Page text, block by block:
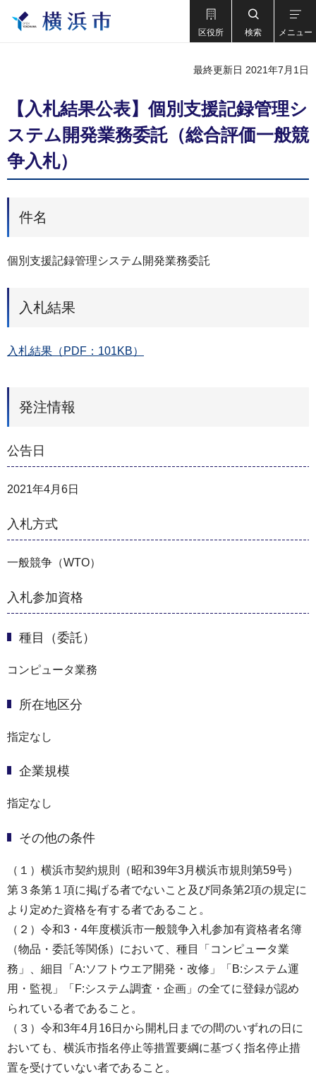
区役所 検索 メニュー
最終更新日 2021年7月1日
【入札結果公表】個別支援記録管理シ
ステム開発業務委託（総合評価一般競
争入札）
件名
個別支援記録管理システム開発業務委託
入札結果
入札結果（PDF：101KB）
発注情報
公告日
2021年4月6日
入札方式
一般競争（WTO）
入札参加資格
種目（委託）
コンピュータ業務
所在地区分
指定なし
企業規模
指定なし
その他の条件
（１）横浜市契約規則（昭和39年3月横浜市規則第59号）
第３条第１項に掲げる者でないこと及び同条第2項の規定に
より定めた資格を有する者であること。
（２）令和3・4年度横浜市一般競争入札参加有資格者名簿
（物品・委託等関係）において、種目「コンピュータ業
務」、細目「A:ソフトウエア開発・改修」「B:システム運
用・監視」「F:システム調査・企画」の全てに登録が認め
られている者であること。
（３）令和3年4月16日から開札日までの間のいずれの日に
おいても、横浜市指名停止等措置要綱に基づく指名停止措
置を受けていない者であること。